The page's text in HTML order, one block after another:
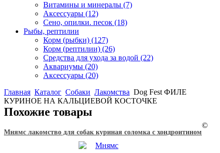
Витамины и минералы (7)
Аксессуары (12)
Сено, опилки. песок (18)
Рыбы, рептилии
Корм (рыбки) (127)
Корм (рептилии) (26)
Средства для ухода за водой (22)
Аквариумы (20)
Аксессуары (20)
Главная Каталог Собаки Лакомства Dog Fest ФИЛЕ
КУРИНОЕ НА КАЛЬЦИЕВОЙ КОСТОЧКЕ
Похожие товары
Мнямс лакомство для собак куриная соломка с хондроитином
©